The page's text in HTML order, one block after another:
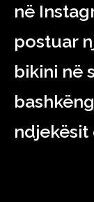
në
postuar
bikini në
ndjekësit